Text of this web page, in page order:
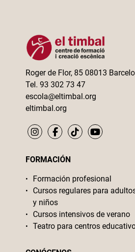
Roger de Flor, 85 08013
Tel. 93 302 73 47
escola@eltimbal.org
eltimbal.org
FORMACIÓN
Formación profesional
Cursos regulares para
y niños
Cursos intensivos de verano
Teatro para centros